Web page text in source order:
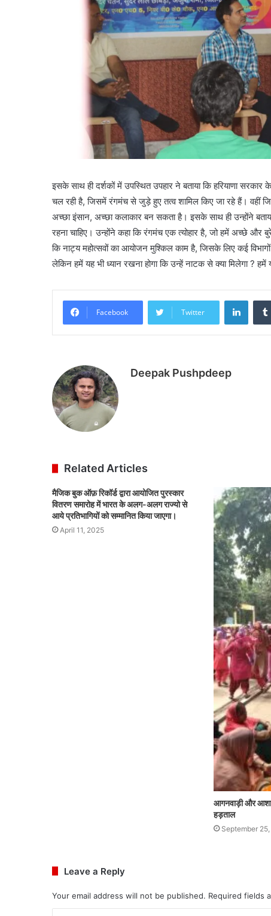
इसके साथ ही दर्शकों में उपस्थित उपहार ने बताया कि हरियाणा
चल रही है, जिसमें रंगमंच से जुड़े हुए तत्व शामिल किए जा रहे हैं। वहीं
अच्छा इंसान, अच्छा कलाकार बन सकता है। इसके साथ ही उन्होंने
रहना चाहिए। उन्होंने कहा कि रंगमंच एक त्योहार है, जो हमें अच्छे और
कि नाट्य महोत्सवों का आयोजन मुश्किल काम है, जिसके लिए कई
लेकिन हमें यह भी ध्यान रखना होगा कि उन्हें नाटक से क्या मिलेगा ?
Facebook Twitter
Deepak Pushpdeep
Related Articles
मैजिक बुक ऑफ़ रिकॉर्ड द्वारा आयोजित पुरस्कार
वितरण समारोह में भारत के अलग-अलग राज्यो से
आये प्रतिभागियों को सम्मानित किया जाएगा।
April 11, 2025
आगनवाड़ी और आशा
हड़ताल
September 25,
Leave a Reply
Your email address will not be published. Required fields